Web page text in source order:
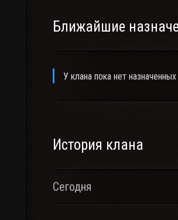
Ближайшие
У клана пока нет
История клана
Сегодня